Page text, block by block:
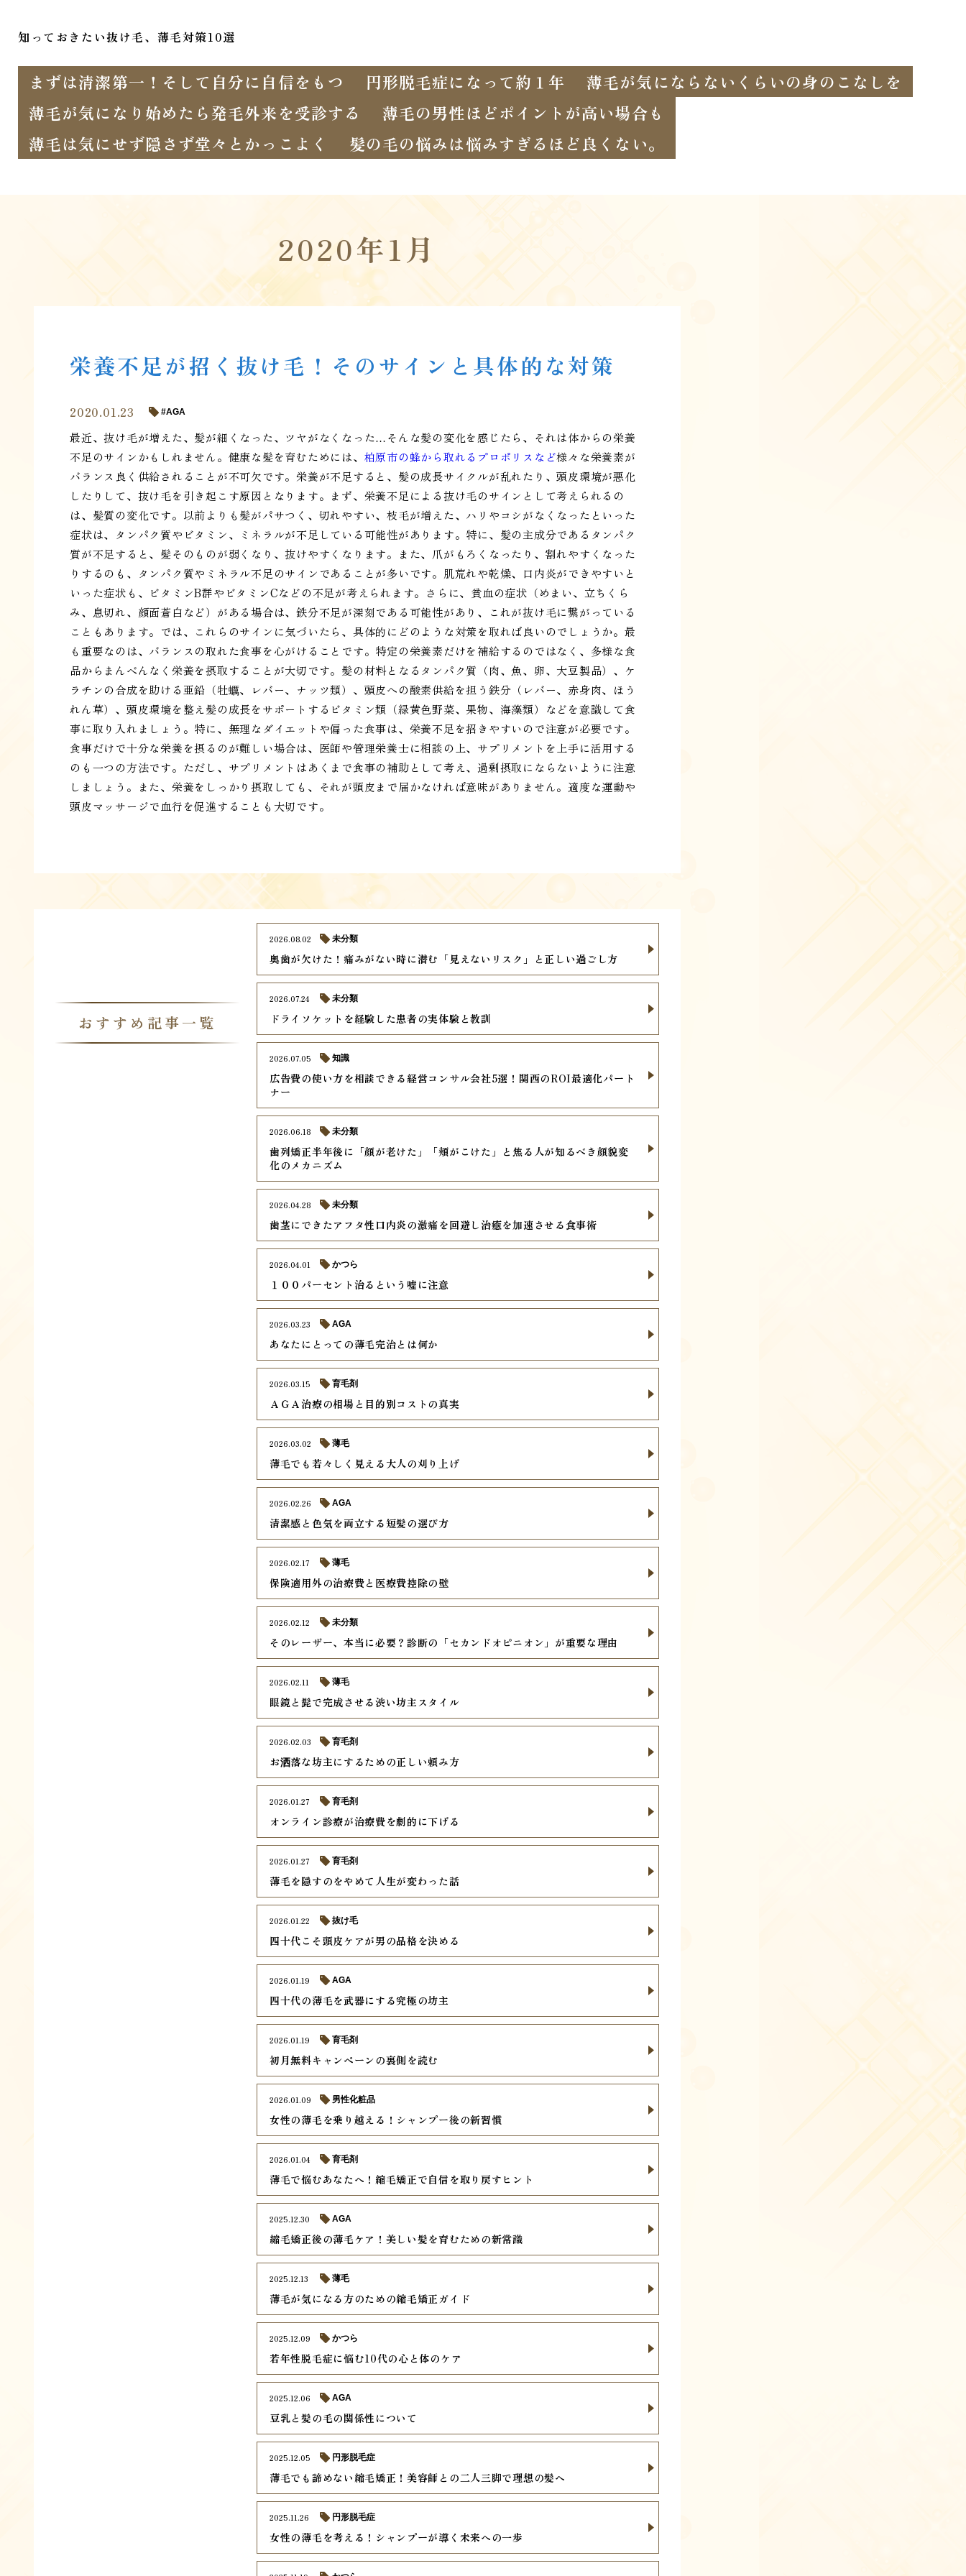
知っておきたい抜け毛、薄毛対策10選
まずは清潔第一！そして自分に自信をもつ 円形脱毛症になって約１年
薄毛が気にならないくらいの身のこなしを
薄毛が気になり始めたら発毛外来を受診する
薄毛の男性ほどポイントが高い場合も
薄毛は気にせず隠さず堂々とかっこよく
髪の毛の悩みは悩みすぎるほど良くない。
2020年1月
栄養不足が招く抜け毛！そのサインと具体的な対策
2020.01.23 AGA
最近、抜け毛が増えた、髪が細くなった、ツヤがなくなった…そんな髪の変化を感じたら、それは体からの栄養
不足のサインかもしれません。健康な髪を育むためには、 柏原市の蜂から取れるプロポリスなど様々な栄養素が
バランス良く供給されることが不可欠です。栄養が不足すると、髪の成長サイクルが乱れたり、頭皮環境が悪化
したりして、抜け毛を引き起こす原因となります。まず、栄養不足による抜け毛のサインとして考えられるの
は、髪質の変化です。以前よりも髪がパサつく、切れやすい、枝毛が増えた、ハリやコシがなくなったといった
症状は、タンパク質やビタミン、ミネラルが不足している可能性があります。特に、髪の主成分であるタンパク
質が不足すると、髪そのものが弱くなり、抜けやすくなります。また、爪がもろくなったり、割れやすくなった
りするのも、タンパク質やミネラル不足のサインであることが多いです。肌荒れや乾燥、口内炎ができやすいと
いった症状も、ビタミンB群やビタミンCなどの不足が考えられます。さらに、貧血の症状（めまい、立ちくら
み、息切れ、顔面蒼白など）がある場合は、鉄分不足が深刻である可能性があり、これが抜け毛に繋がっている
こともあります。では、これらのサインに気づいたら、具体的にどのような対策を取れば良いのでしょうか。最
も重要なのは、バランスの取れた食事を心がけることです。特定の栄養素だけを補給するのではなく、多様な食
品からまんべんなく栄養を摂取することが大切です。髪の材料となるタンパク質（肉、魚、卵、大豆製品）、ケ
ラチンの合成を助ける亜鉛（牡蠣、レバー、ナッツ類）、頭皮への酸素供給を担う鉄分（レバー、赤身肉、ほう
れん草）、頭皮環境を整え髪の成長をサポートするビタミン類（緑黄色野菜、果物、海藻類）などを意識して食
事に取り入れましょう。特に、無理なダイエットや偏った食事は、栄養不足を招きやすいので注意が必要です。
食事だけで十分な栄養を摂るのが難しい場合は、医師や管理栄養士に相談の上、サプリメントを上手に活用する
のも一つの方法です。ただし、サプリメントはあくまで食事の補助として考え、過剰摂取にならないように注意
しましょう。また、栄養をしっかり摂取しても、それが頭皮まで届かなければ意味がありません。適度な運動や
頭皮マッサージで血行を促進することも大切です。
おすすめ記事一覧
奥歯が欠けた！痛みがない時に潜む「見えないリスク」と正しい過ごし方
2026.08.02 未分類
ドライソケットを経験した患者の実体験と教訓
2026.07.24 未分類
広告費の使い方を相談できる経営コンサル会社5選！関西のROI最適化パート
ナー
2026.07.05 知識
歯列矯正半年後に「顔が老けた」「頬がこけた」と焦る人が知るべき顔貌変
化のメカニズム
2026.06.18 未分類
歯茎にできたアフタ性口内炎の激痛を回避し治癒を加速させる食事術
2026.04.28 未分類
１００パーセント治るという嘘に注意
2026.04.01 かつら
あなたにとっての薄毛完治とは何か
2026.03.23 AGA
ＡＧＡ治療の相場と目的別コストの真実
2026.03.15 育毛剤
薄毛でも若々しく見える大人の刈り上げ
2026.03.02 薄毛
清潔感と色気を両立する短髪の選び方
2026.02.26 AGA
保険適用外の治療費と医療費控除の壁
2026.02.17 薄毛
そのレーザー、本当に必要？診断の「セカンドオピニオン」が重要な理由
2026.02.12 未分類
眼鏡と髭で完成させる渋い坊主スタイル
2026.02.11 薄毛
お洒落な坊主にするための正しい頼み方
2026.02.03 育毛剤
オンライン診療が治療費を劇的に下げる
2026.01.27 育毛剤
薄毛を隠すのをやめて人生が変わった話
2026.01.27 育毛剤
四十代こそ頭皮ケアが男の品格を決める
2026.01.22 抜け毛
四十代の薄毛を武器にする究極の坊主
2026.01.19 AGA
初月無料キャンペーンの裏側を読む
2026.01.19 育毛剤
女性の薄毛を乗り越える！シャンプー後の新習慣
2026.01.09 男性化粧品
薄毛で悩むあなたへ！縮毛矯正で自信を取り戻すヒント
2026.01.04 育毛剤
縮毛矯正後の薄毛ケア！美しい髪を育むための新常識
2025.12.30 AGA
薄毛が気になる方のための縮毛矯正ガイド
2025.12.13 薄毛
若年性脱毛症に悩む10代の心と体のケア
2025.12.09 かつら
豆乳と髪の毛の関係性について
2025.12.06 AGA
薄毛でも諦めない縮毛矯正！美容師との二人三脚で理想の髪へ
2025.12.05 円形脱毛症
女性の薄毛を考える！シャンプーが導く未来への一歩
2025.11.26 円形脱毛症